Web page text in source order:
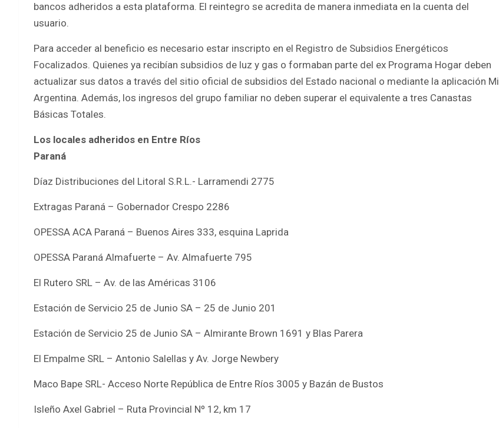
bancos adheridos a esta plataforma. El reintegro se acredita de manera inmediata en la cuenta del
usuario.
Para acceder al beneficio es necesario estar inscripto en el Registro de Subsidios Energéticos
Focalizados. Quienes ya recibían subsidios de luz y gas o formaban parte del ex Programa Hogar deben
actualizar sus datos a través del sitio oficial de subsidios del Estado nacional o mediante la aplicación Mi
Argentina. Además, los ingresos del grupo familiar no deben superar el equivalente a tres Canastas
Básicas Totales.
Los locales adheridos en Entre Ríos
Paraná
Díaz Distribuciones del Litoral S.R.L.- Larramendi 2775
Extragas Paraná – Gobernador Crespo 2286
OPESSA ACA Paraná – Buenos Aires 333, esquina Laprida
OPESSA Paraná Almafuerte – Av. Almafuerte 795
El Rutero SRL – Av. de las Américas 3106
Estación de Servicio 25 de Junio SA – 25 de Junio 201
Estación de Servicio 25 de Junio SA – Almirante Brown 1691 y Blas Parera
El Empalme SRL – Antonio Salellas y Av. Jorge Newbery
Maco Bape SRL- Acceso Norte República de Entre Ríos 3005 y Bazán de Bustos
Isleño Axel Gabriel – Ruta Provincial Nº 12, km 17